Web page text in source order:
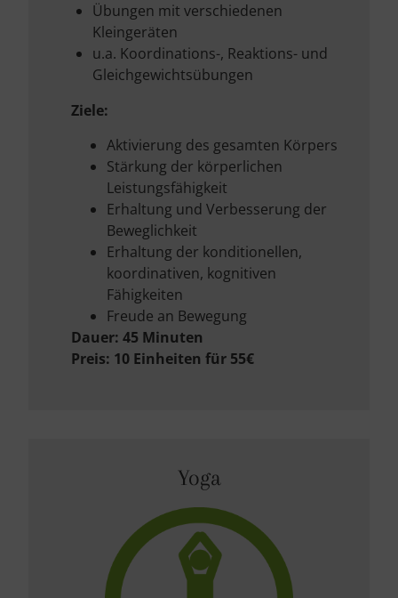
Übungen mit verschiedenen
Kleingeräten
u.a. Koordinations-, Reaktions- und
Gleichgewichtsübungen
Ziele:
Aktivierung des gesamten Körpers
Stärkung der körperlichen
Leistungsfähigkeit
Erhaltung und Verbesserung der
Beweglichkeit
Erhaltung der konditionellen,
koordinativen, kognitiven
Fähigkeiten
Freude an Bewegung
Dauer: 45 Minuten
Preis: 10 Einheiten für 55€
Yoga